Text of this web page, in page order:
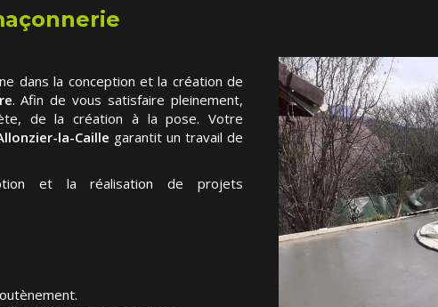
dans la conception et la création de
. Afin de vous satisfaire pleinement,
de la création à la pose. Votre
la-Caille garantit un travail de
et la réalisation de projets